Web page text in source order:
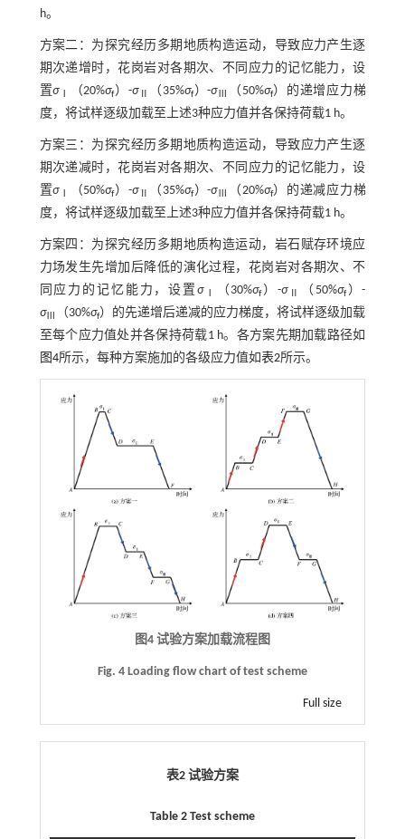
h。
方案二：为探究经历多期地质构造运动，导致应力产生逐
期次递增时，花岗岩对各期次、不同应力的记忆能力，设
置σ （20%σf）-σⅡ （35%σf）-σ （50%σf）的递增应力梯
度，将试样逐级加载至上述3种应力值并各保持荷载1 h。
方案三：为探究经历多期地质构造运动，导致应力产生逐
期次递减时，花岗岩对各期次、不同应力的记忆能力，设
置σ （50%σf）-σⅡ （35%σf）-σ （20%σf）的递减应力梯
度，将试样逐级加载至上述3种应力值并各保持荷载1 h。
方案四：为探究经历多期地质构造运动，岩石赋存环境应
力场发生先增加后降低的演化过程，花岗岩对各期次、不
同应力的记忆能力，设置 σⅠ （30%σf）-σ （50%σf）-
σⅢ （30%σf）的先递增后递减的应力梯度，将试样逐级加载
至每个应力值处并各保持荷载1 h。各方案先期加载路径如
图4所示，每种方案施加的各级应力值如表2所示。
图4 试验方案加载流程图
Fig. 4 Loading flow chart of test scheme
Full size
表2 试验方案
Table 2 Test scheme